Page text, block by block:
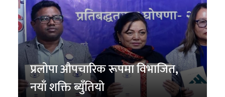
प्रलोपा औपचारिक रूपमा विभाजित,
नयाँ शक्ति ब्युँतियो